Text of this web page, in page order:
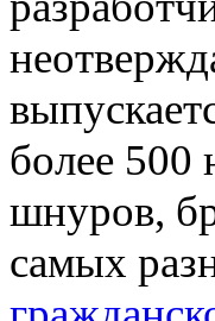
более 500
шнуров,
самых